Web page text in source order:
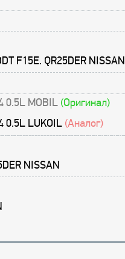
F15E. QR25DER NISSAN
0.5L MOBIL (Оригинал)
0.5L LUKOIL (Аналог)
NISSAN